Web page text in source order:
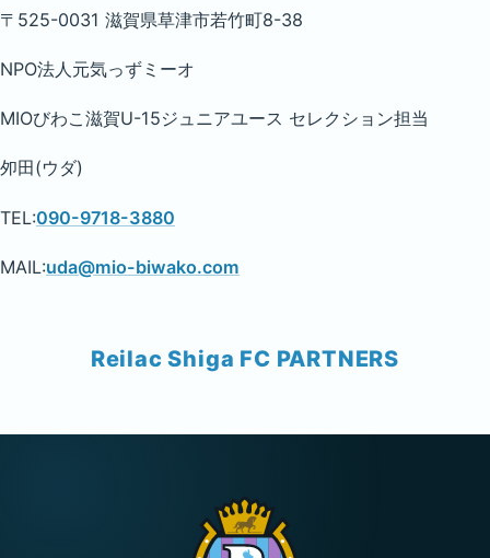
〒525-0031 滋賀県草津市若竹町8-38
NPO法人元気っずミーオ
MIOびわこ滋賀U-15ジュニアユース セレクション担当
夘田(ウダ)
TEL:090-9718-3880
MAIL:uda@mio-biwako.com
Reilac Shiga FC PARTNERS